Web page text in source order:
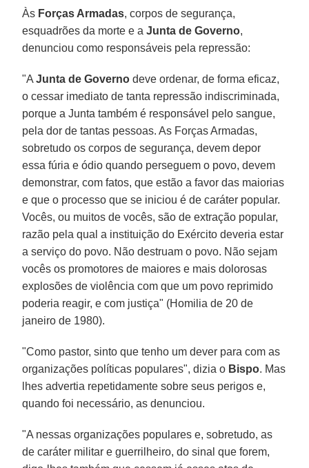
Às Forças Armadas, corpos de segurança,
esquadrões da morte e aJunta de Governo,
denunciou como responsáveis pela repressão:
"AJunta de Governo deve ordenar, de forma eficaz,
o cessar imediato de tanta repressão indiscriminada,
porque a Junta também é responsável pelo sangue,
pela dor de tantas pessoas. As Forças Armadas,
sobretudo os corpos de segurança, devem depor
essa fúria e ódio quando perseguem o povo, devem
demonstrar, com fatos, que estão a favor das maiorias
e que o processo que se iniciou é de caráter popular.
Vocês, ou muitos de vocês, são de extração popular,
razão pela qual a instituição do Exército deveria estar
a serviço do povo. Não destruam o povo. Não sejam
vocês os promotores de maiores e mais dolorosas
explosões de violência com que um povo reprimido
poderia reagir, e com justiça" (Homilia de 20 de
janeiro de 1980).
"Como pastor, sinto que tenho um dever para com as
organizações políticas populares", dizia o Bispo. Mas
lhes advertia repetidamente sobre seus perigos e,
quando foi necessário, as denunciou.
"A nessas organizações populares e, sobretudo, as
de caráter militar e guerrilheiro, do sinal que forem,